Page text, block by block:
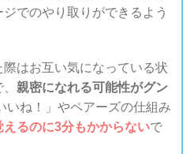
でのやり取りができるよう
はお互い気になっている状
親密になれる可能性がグン
いね！」やペアーズの仕組み
えるのに3分もかからないで